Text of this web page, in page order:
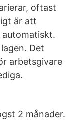
oftast
är att
Det
arbetsgivare
2 månader.